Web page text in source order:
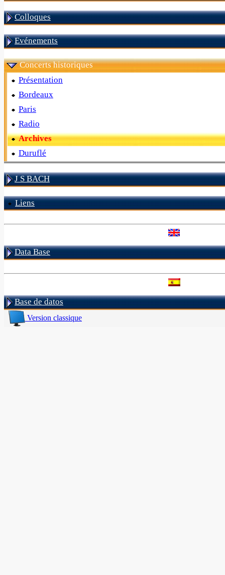
Colloques
Evénements
Concerts historiques
Présentation
Bordeaux
Paris
Radio
Archives
Duruflé
J S BACH
Liens
Data Base
Base de datos
Version classique